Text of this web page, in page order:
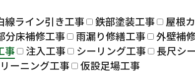
線ライン引き工事 鉄部塗装工事
屋根
分床補修工事 雨漏り修繕工事
外壁補
事 注入工事 シーリング工事
長尺シ
ーニング工事 仮設足場工事